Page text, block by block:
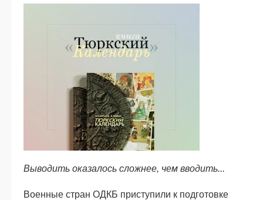
Выводить оказалось сложнее, чем вводить...
Военные стран ОДКБ приступили к подготовке